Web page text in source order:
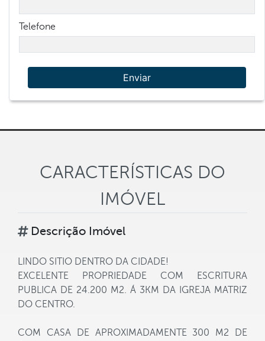
Telefone
Enviar
CARACTERÍSTICAS DO
IMÓVEL
Descrição Imóvel
LINDO SITIO DENTRO DA CIDADE!
EXCELENTE PROPRIEDADE COM ESCRITURA
PUBLICA DE 24.200 M2. Á 3KM DA IGREJA MATRIZ
DO CENTRO.
COM CASA DE APROXIMADAMENTE 300 M2 DE